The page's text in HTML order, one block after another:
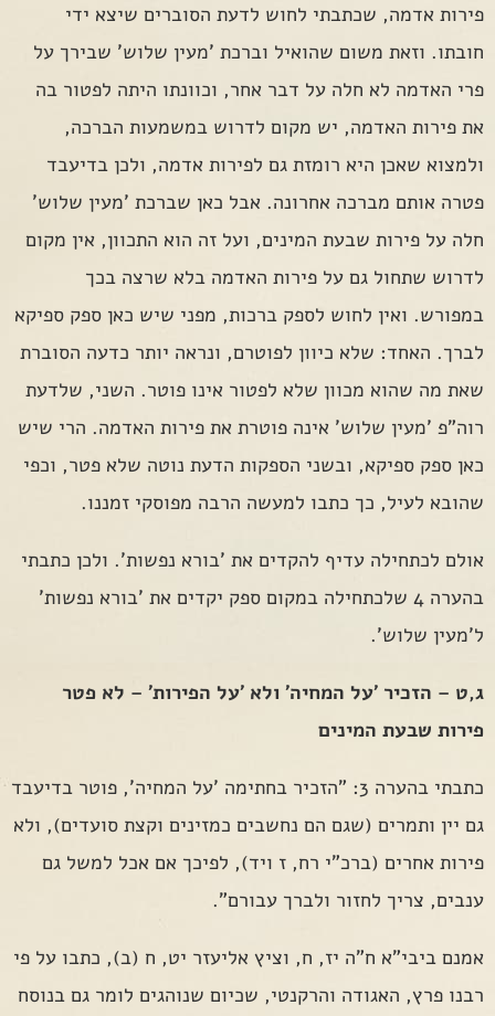
פירות אדמה, שכתבתי לחוש לדעת הסוברים שיצא ידי
חובתו. וזאת משום שהואיל וברכת 'מעין שלוש' שבירך על
פרי האדמה לא חלה על דבר אחר, וכוונתו היתה לפטור בה
את פירות האדמה, יש מקום לדרוש במשמעות הברכה,
ולמצוא שאכן היא רומזת גם לפירות אדמה, ולכן בדיעבד
פטרה אותם מברכה אחרונה. אבל כאן שברכת 'מעין שלוש'
חלה על פירות שבעת המינים, ועל זה הוא התכוון, אין מקום
לדרוש שתחול גם על פירות האדמה בלא שרצה בכך
במפורש. ואין לחוש לספק ברכות, מפני שיש כאן ספק ספיקא
לברך. האחד: שלא כיוון לפוטרם, ונראה יותר כדעה הסוברת
שאת מה שהוא מכוון שלא לפטור אינו פוטר. השני, שלדעת
רוה"פ 'מעין שלוש' אינה פוטרת את פירות האדמה. הרי שיש
כאן ספק ספיקא, ובשני הספקות הדעת נוטה שלא פטר, וכפי
שהובא לעיל, כך כתבו למעשה הרבה מפוסקי זמננו.
אולם לכתחילה עדיף להקדים את 'בורא נפשות'. ולכן כתבתי
בהערה 4 שלכתחילה במקום ספק יקדים את 'בורא נפשות'
ל'מעין שלוש'.
ג,ט – הזכיר 'על המחיה' ולא 'על הפירות' – לא פטר
פירות שבעת המינים
כתבתי בהערה 3: "הזכיר בחתימה 'על המחיה', פוטר בדיעבד
גם יין ותמרים (שגם הם נחשבים כמזינים וקצת סועדים), ולא
פירות אחרים (ברכ"י רח, ז ויד), לפיכך אם אכל למשל גם
ענבים, צריך לחזור ולברך עבורם".
אמנם ביבי"א ח"ה יז, ח, וציץ אליעזר יט, ח (ב), כתבו על פי
רבנו פרץ, האגודה והרקנטי, שכיום שנוהגים לומר גם בנוסח